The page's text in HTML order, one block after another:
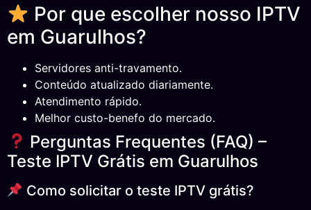
Por que escolher nosso IPTV
em Guarulhos?
Servidores anti-travamento.
Conteúdo atualizado diariamente.
Atendimento rápido.
Melhor custo-benefo do mercado.
Perguntas Frequentes (FAQ) –
Teste IPTV Grátis em Guarulhos
Como solicitar o teste IPTV grátis?